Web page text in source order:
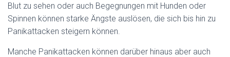
Blut zu sehen oder auch Begegnungen mit Hunden oder
Spinnen können starke Ängste auslösen, die sich bis hin zu
Panikattacken steigern können.
Manche Panikattacken können darüber hinaus aber auch